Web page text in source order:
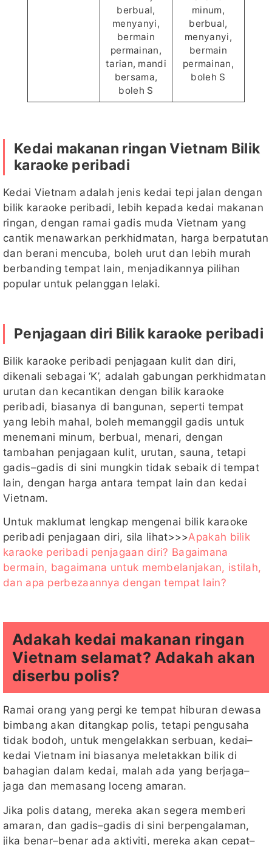
berbual,
menyanyi,
bermain
permainan,
tarian, mandi
bersama,
boleh S
minum,
berbual,
menyanyi,
bermain
permainan,
boleh S
Kedai makanan ringan Vietnam Bilik
karaoke peribadi
Kedai Vietnam adalah jenis kedai tepi jalan dengan
bilik karaoke peribadi, lebih kepada kedai makanan
ringan, dengan ramai gadis muda Vietnam yang
cantik menawarkan perkhidmatan, harga berpatutan
dan berani mencuba, boleh urut dan lebih murah
berbanding tempat lain, menjadikannya pilihan
popular untuk pelanggan lelaki.
Penjagaan diri Bilik karaoke peribadi
Bilik karaoke peribadi penjagaan kulit dan diri,
dikenali sebagai ‘K’, adalah gabungan perkhidmatan
urutan dan kecantikan dengan bilik karaoke
peribadi, biasanya di bangunan, seperti tempat
yang lebih mahal, boleh memanggil gadis untuk
menemani minum, berbual, menari, dengan
tambahan penjagaan kulit, urutan, sauna, tetapi
gadis–gadis di sini mungkin tidak sebaik di tempat
lain, dengan harga antara tempat lain dan kedai
Vietnam.
Untuk maklumat lengkap mengenai bilik karaoke
peribadi penjagaan diri, sila lihat>>>Apakah bilik
karaoke peribadi penjagaan diri? Bagaimana
bermain, bagaimana untuk membelanjakan, istilah,
dan apa perbezaannya dengan tempat lain?
Adakah kedai makanan ringan
Vietnam selamat? Adakah akan
diserbu polis?
Ramai orang yang pergi ke tempat hiburan dewasa
bimbang akan ditangkap polis, tetapi pengusaha
tidak bodoh, untuk mengelakkan serbuan, kedai–
kedai Vietnam ini biasanya meletakkan bilik di
bahagian dalam kedai, malah ada yang berjaga–
jaga dan memasang loceng amaran.
Jika polis datang, mereka akan segera memberi
amaran, dan gadis–gadis di sini berpengalaman,
jika benar–benar ada aktiviti, mereka akan cepat–